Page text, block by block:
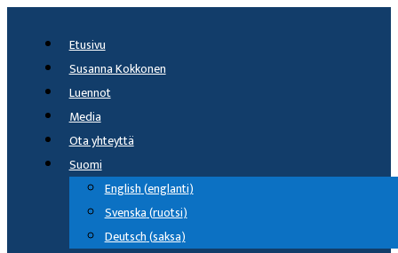
Etusivu
Susanna Kokkonen
Luennot
Media
Ota yhteyttä
Suomi
English(englanti)
Svenska(ruotsi)
Deutsch(saksa)